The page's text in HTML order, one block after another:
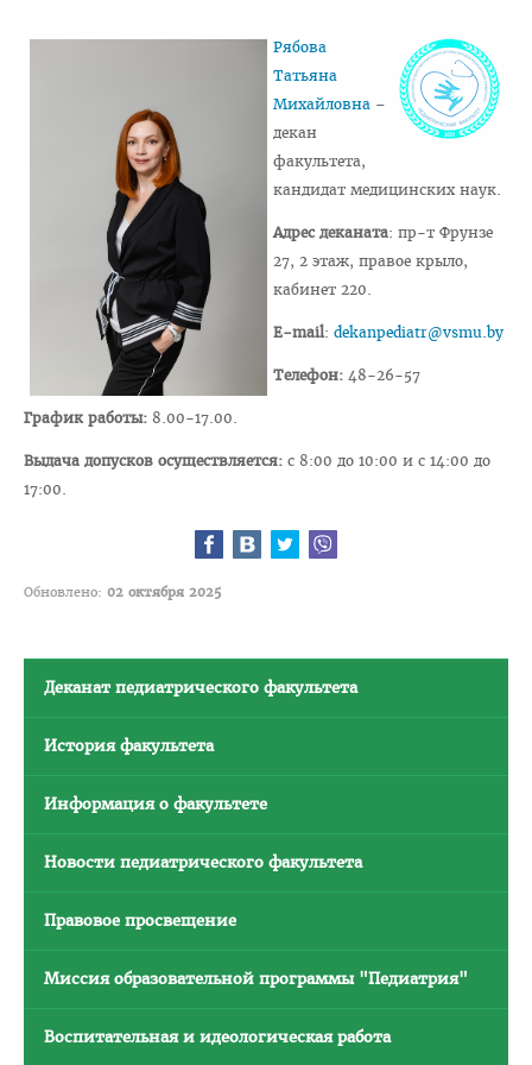
Педиатрический факультет
Стоматологический
Подготовки иностранных граждан
Довузовской подготовки
ФПКиП по педагогике и психологии
Повышения квалификации и переподготовки кадров
Подразделения
Система менеджмента качества
Идеологическая и воспитательная работа в вузе
Герои Беларуси
Отдел по идеологической и воспитательной работе
Студенческий клуб
Cоциально-педагогическая и психологическая служба
Совет волонтеров
Год мира и созидания
Великая Победа
Единый день голосования
Рябова
Татьяна
Михайловна –
декан
факультета,
кандидат медицинских наук.
Адрес деканата: пр-т Фрунзе
27, 2 этаж, правое крыло,
кабинет 220.
E-mail: dekanpediatr@vsmu.by
Телефон: 48-26-57
График работы: 8.00-17.00.
Выдача допусков осуществляется: с 8:00 до 10:00 и с 14:00 до
17:00.
Обновлено: 02 октября 2025
Деканат педиатрического факультета
История факультета
Информация о факультете
Новости педиатрического факультета
Правовое просвещение
Миссия образовательной программы "Педиатрия"
Воспитательная и идеологическая работа